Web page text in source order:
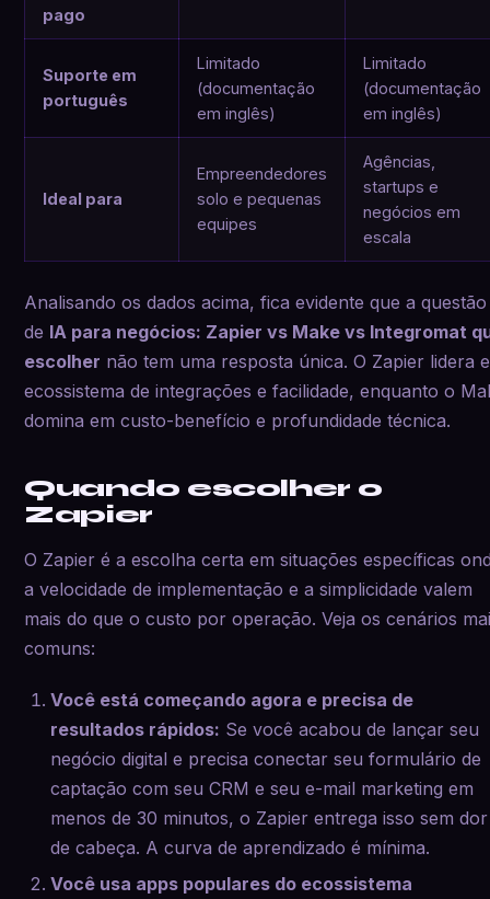
pago
Suporte em
português
Limitado
(documentação
em inglês)
Limitado
(documentação
em inglês)
Ideal para
Empreendedores
solo e pequenas
equipes
Agências,
startups e
negócios em
escala
Analisando os dados acima, fica evidente que a questão
de IA para negócios: Zapier vs Make vs Integromat
escolher não tem uma resposta única. O Zapier lidera
ecossistema de integrações e facilidade, enquanto o
domina em custo-benefício e profundidade técnica.
Quando escolher o
Zapier
O Zapier é a escolha certa em situações específicas
a velocidade de implementação e a simplicidade valem
mais do que o custo por operação. Veja os cenários
comuns:
Você está começando agora e precisa de
resultados rápidos: Se você acabou de lançar seu
negócio digital e precisa conectar seu formulário de
captação com seu CRM e seu e-mail marketing em
menos de 30 minutos, o Zapier entrega isso sem dor
de cabeça. A curva de aprendizado é mínima.
Você usa apps populares do ecossistema